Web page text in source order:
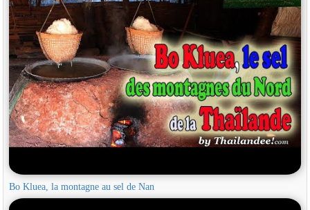
Bo Kluea, la montagne au sel de Nan